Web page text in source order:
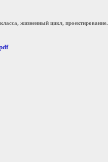
жизненный цикл, проектирование.